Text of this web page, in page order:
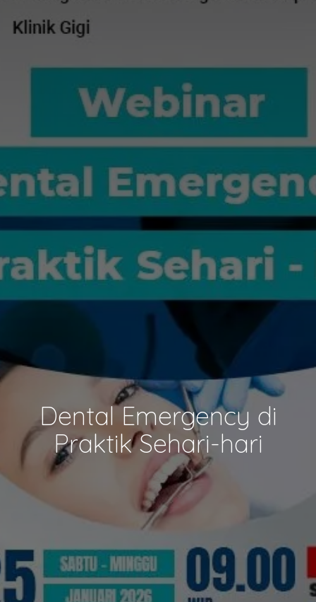
Dental Emergency di
Praktik Sehari-hari